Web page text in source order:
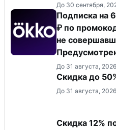
До 30 сентября,
Подписка на
₽ по
не
До 31 августа, 2026
Скидка до
До 31 августа, 2026
Скидка 12%